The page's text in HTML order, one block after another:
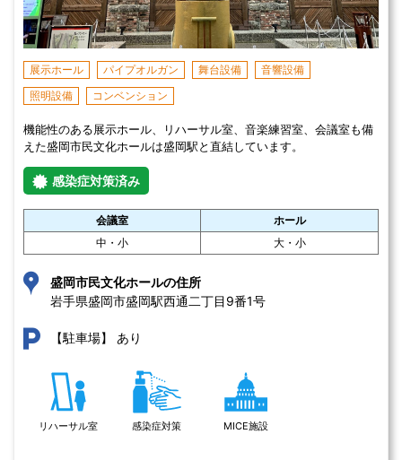
展示ホール パイプオルガン 舞台設備
音響設備
照明設備
コンベンション
機能性のある展示ホール、リハーサル室、音楽練習室、会議室も備
えた盛岡市民文化ホールは盛岡駅と直結しています。
感染症対策済み
会議室
ホール
中・小
大・小
盛岡市民文化ホールの住所
岩手県盛岡市盛岡駅西通二丁目9番1号
【駐車場】 あり
リハーサル室 感染症対策 MICE施設